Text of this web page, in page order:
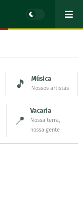
🎵 Música
Nossos artistas
📍
Vacaria
Nossa terra,
nossa gente